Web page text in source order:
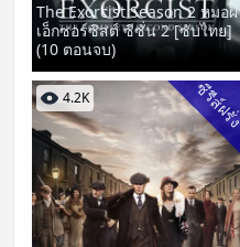
The Exorcist Season 2 หมอผี
เอ็กซอร์ซิสต์ ซีซั่น 2 [ซับไทย]
(10 ตอนจบ)
4.2K ซีรีส์ฝรั่ง